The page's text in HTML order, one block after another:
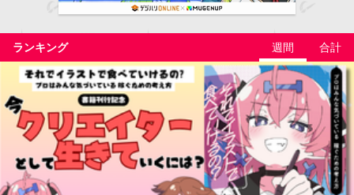
ランキング 週間 合計